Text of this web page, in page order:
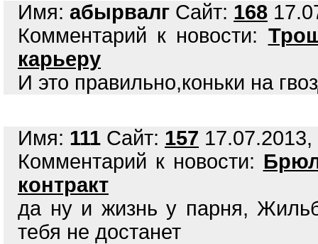
Имя: абырвалг Сайт: 168
Комментарий к новости:
карьеру
И это правильно,коньки на
Имя: 111 Сайт: 157
Комментарий к новости:
контракт
да ну и жизнь у парня,
тебя не достанет